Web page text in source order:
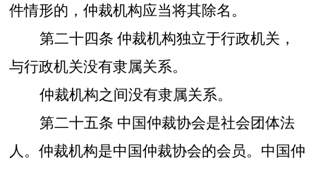
件情形的，仲裁机构应当将其除名。
第二十四条 仲裁机构独立于行政机关，
与行政机关没有隶属关系。
仲裁机构之间没有隶属关系。
第二十五条 中国仲裁协会是社会团体法
人。仲裁机构是中国仲裁协会的会员。中国仲